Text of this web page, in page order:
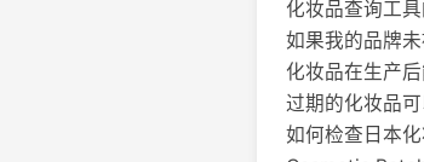
化妆品查询工具
如果我的品牌
化妆品在生产
过期的化妆品可
如何检查日本化